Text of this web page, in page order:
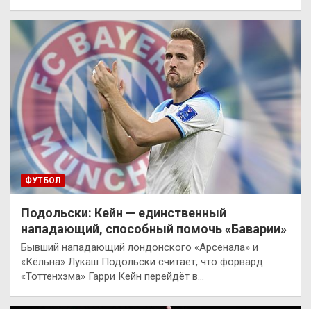
ФУТБОЛ
Подольски: Кейн — единственный
нападающий, способный помочь «Баварии»
Бывший нападающий лондонского «Арсенала» и
«Кёльна» Лукаш Подольски считает, что форвард
«Тоттенхэма» Гарри Кейн перейдёт в…